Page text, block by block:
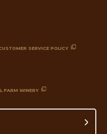
SERVICE POLICY
FARM WINERY